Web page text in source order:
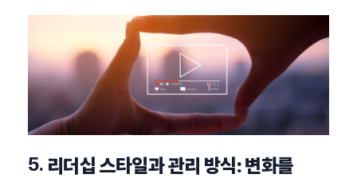
5. 리더십 스타일과 관리 방식: 변화를